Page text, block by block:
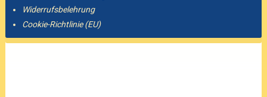
Widerrufsbelehrung
Cookie-Richtlinie (EU)